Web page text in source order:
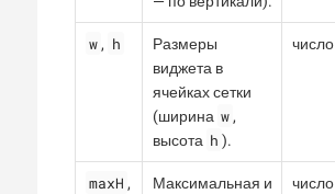
w , h
Размеры
виджета в
ячейках сетки
(ширина w ,
высота h ).
число
maxH ,
Максимальная и
число